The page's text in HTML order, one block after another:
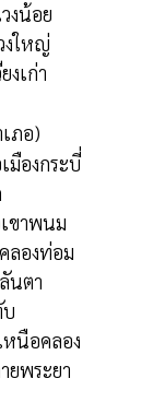
งน้อย
งใหญ่
งเก่า
ภอ)
มืองกระบี่
ขาพนม
ลองท่อม
นตา
นือคลอง
ยพระยา